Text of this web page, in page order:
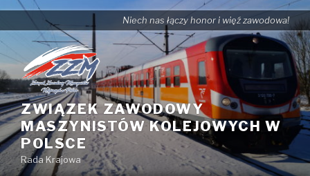
Przejdź
treści
Niech nas łączy honor i więź zawodowa!
ZWIĄZEK ZAWODOWY
MASZYNISTÓW KOLEJOWYCH W
POLSCE
Rada Krajowa